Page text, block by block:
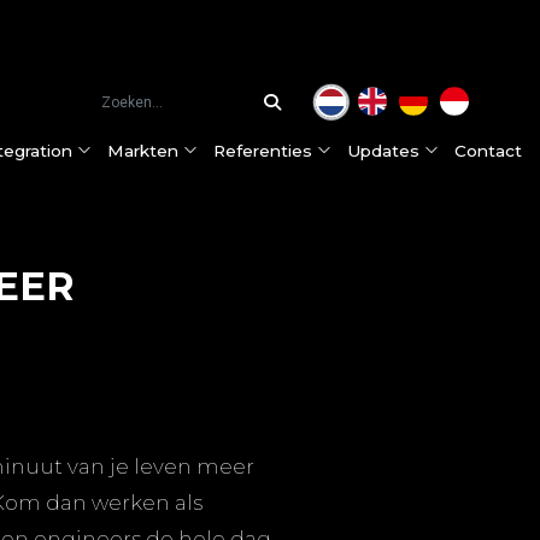
Pneumatisch transportsysteem
Modulair Big Bag Lossysteem
Markten
Chemicals & Minerals
Referenties Updates Contact
van je leven meer
dan werken als